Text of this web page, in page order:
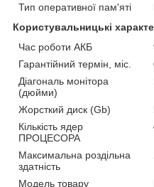
Тип оперативної пам'яті
Користувальницькі
Час роботи АКБ
Гарантійний термін, міс.
Діагональ монітора
(дюйми)
Жорсткий диск (Gb)
Кількість ядер
ПРОЦЕСОРА
Максимальна роздільна
здатність
Модель товару